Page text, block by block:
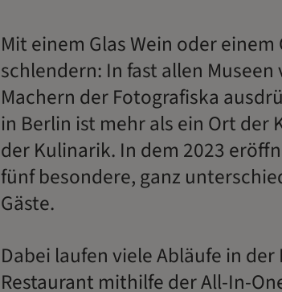
Mit einem Glas Wein oder
schlendern: In fast allen
Machern der Fotografiska
in Berlin ist mehr als ein Ort der
der Kulinarik. In dem 2023
fünf besondere, ganz
Gäste.
Dabei laufen viele Abläufe in
Restaurant mithilfe der All-In-